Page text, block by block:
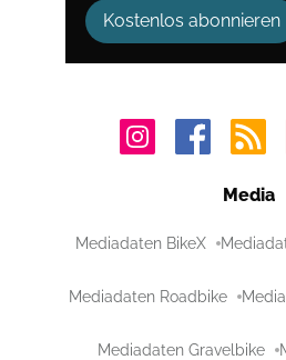
Kostenlos abonnieren
Media
Mediadaten BikeX
Mediadaten Roadbike
Mediadaten Gravelbike